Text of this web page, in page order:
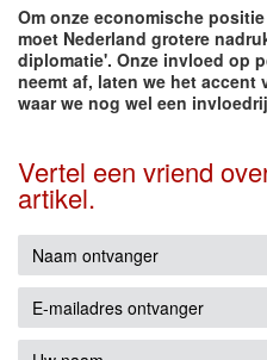
Om onze economische
moet Nederland grotere
diplomatie'. Onze invloed op
neemt af, laten we het accent
waar we nog wel een
Vertel een vriend
artikel.